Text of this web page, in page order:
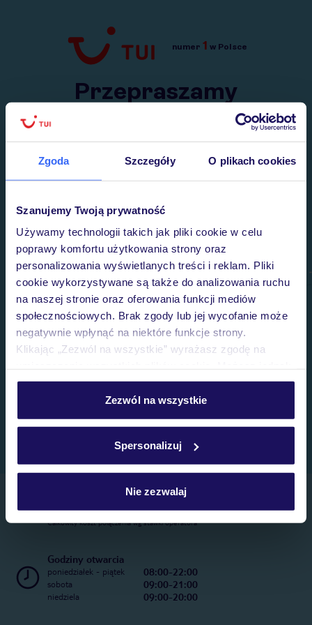
Zgoda Szczegóły O plikach cookies
Szanujemy Twoją prywatność
Używamy technologii takich jak pliki cookie w celu
poprawy komfortu użytkowania strony oraz
personalizowania wyświetlanych treści i reklam. Pliki
cookie wykorzystywane są także do analizowania ruchu
na naszej stronie oraz oferowania funkcji mediów
społecznościowych. Brak zgody lub jej wycofanie może
negatywnie wpłynąć na niektóre funkcje strony.
Klikając „Zezwól na wszystkie” wyrażasz zgodę na
personalizować swój wybór wchodząc w zakładkę
Szczegółowe informacje o plikach cookie znajdziesz
Zezwól na wszystkie
Spersonalizuj
Nie zezwalaj
Przejdź do TUI.pl
numer 1 w Polsce
Przepraszamy
Wysłaliśmy nasz serwis na krótkie wakacje.
Telefoniczne Centrum Rezerwacji
22 270 31 20
Całkowity koszt połączenia wg stawki operatora
Godziny otwarcia
poniedziałek - piątek 08:00-22:00
sobota 09:00-21:00
niedziela 09:00-20:00